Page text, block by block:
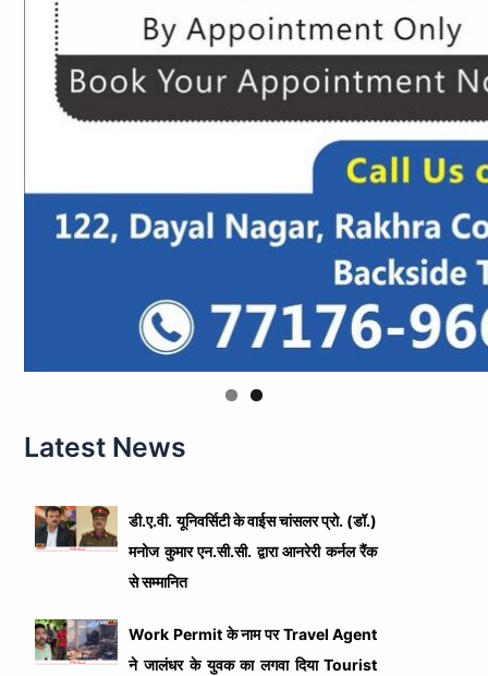
Latest News
डी.ए.वी. यूनिवर्सिटी के वाईस चांसलर प्रो. (डॉ.)
मनोज कुमार एन.सी.सी. द्वारा आनरेरी कर्नल रैंक
से सम्मानित
Work Permit के नाम पर Travel Agent
ने जालंधर के युवक का लगवा दिया Tourist